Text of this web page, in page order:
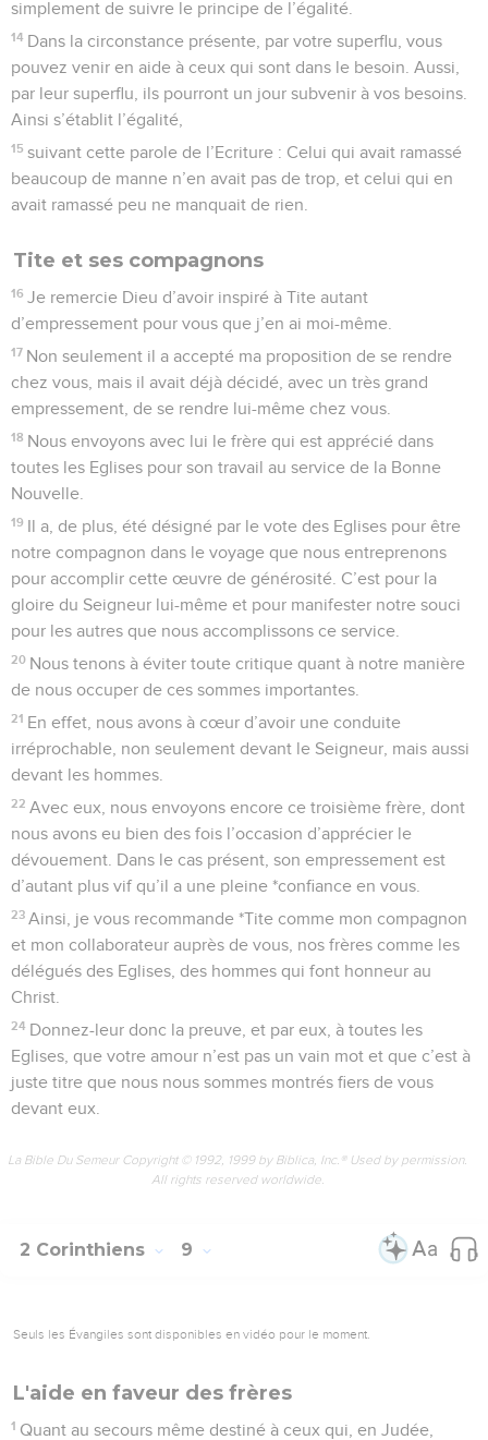
simplement de suivre le principe de l’égalité.
14 Dans la circonstance présente, par votre superflu, vous
pouvez venir en aide à ceux qui sont dans le besoin. Aussi,
par leur superflu, ils pourront un jour subvenir à vos besoins.
Ainsi s’établit l’égalité,
15 suivant cette parole de l’Ecriture : Celui qui avait ramassé
beaucoup de manne n’en avait pas de trop, et celui qui en
avait ramassé peu ne manquait de rien.
Tite et ses compagnons
16 Je remercie Dieu d’avoir inspiré à Tite autant
d’empressement pour vous que j’en ai moi-même.
17 Non seulement il a accepté ma proposition de se rendre
chez vous, mais il avait déjà décidé, avec un très grand
empressement, de se rendre lui-même chez vous.
18 Nous envoyons avec lui le frère qui est apprécié dans
toutes les Eglises pour son travail au service de la Bonne
Nouvelle.
19 Il a, de plus, été désigné par le vote des Eglises pour être
notre compagnon dans le voyage que nous entreprenons
pour accomplir cette œuvre de générosité. C’est pour la
gloire du Seigneur lui-même et pour manifester notre souci
pour les autres que nous accomplissons ce service.
20 Nous tenons à éviter toute critique quant à notre manière
de nous occuper de ces sommes importantes.
21 En effet, nous avons à cœur d’avoir une conduite
irréprochable, non seulement devant le Seigneur, mais aussi
devant les hommes.
22 Avec eux, nous envoyons encore ce troisième frère, dont
nous avons eu bien des fois l’occasion d’apprécier le
dévouement. Dans le cas présent, son empressement est
d’autant plus vif qu’il a une pleine *confiance en vous.
23 Ainsi, je vous recommande *Tite comme mon compagnon
et mon collaborateur auprès de vous, nos frères comme les
délégués des Eglises, des hommes qui font honneur au
Christ.
24 Donnez-leur donc la preuve, et par eux, à toutes les
Eglises, que votre amour n’est pas un vain mot et que c’est à
juste titre que nous nous sommes montrés fiers de vous
devant eux.
La Bible Du Semeur Copyright © 1992, 1999 by Biblica, Inc.® Used by permission.
All rights reserved worldwide.
2 Corinthiens 9
Seuls les Évangiles sont disponibles en vidéo pour le moment.
L'aide en faveur des frères
1 Quant au secours même destiné à ceux qui, en Judée,